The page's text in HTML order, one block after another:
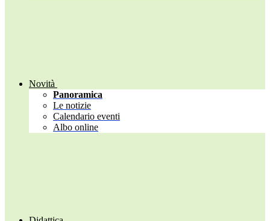
Novità
Panoramica
Le notizie
Calendario eventi
Albo online